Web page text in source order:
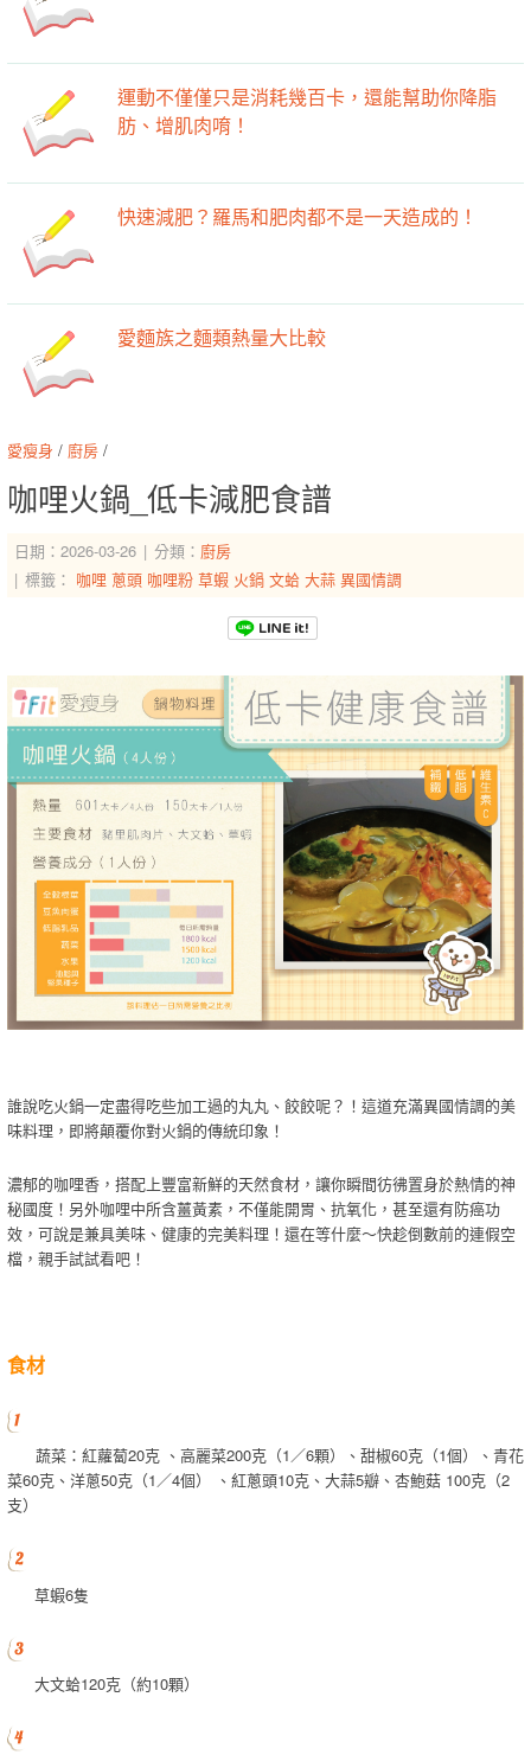
運動不僅僅只是消耗幾百卡，還能幫助你降脂
肪、增肌肉唷！
快速減肥？羅馬和肥肉都不是一天造成的！
愛麵族之麵類熱量大比較
愛瘦身 / 廚房 /
咖哩火鍋_低卡減肥食譜
日期：2026-03-26 分類： 廚房
標籤： 咖哩 蔥頭 咖哩粉 草蝦 火鍋 文蛤 大蒜 異國情調
誰說吃火鍋一定盡得吃些加工過的丸丸、餃餃呢？！這道充滿異國情調的美
味料理，即將顛覆你對火鍋的傳統印象！
濃郁的咖哩香，搭配上豐富新鮮的天然食材，讓你瞬間彷彿置身於熱情的神
秘國度！另外咖哩中所含薑黃素，不僅能開胃、抗氧化，甚至還有防癌功
效，可說是兼具美味、健康的完美料理！還在等什麼～快趁倒數前的連假空
檔，親手試試看吧！
食材
蔬菜：紅蘿蔔20克 、高麗菜200克（1／6顆）、甜椒60克（1個）、青花
菜60克、洋蔥50克（1／4個） 、紅蔥頭10克、大蒜5瓣、杏鮑菇 100克（2
支）
草蝦6隻
大文蛤120克（約10顆）